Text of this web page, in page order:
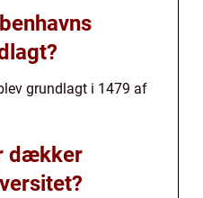
grundlagt i 1479 af
dækker